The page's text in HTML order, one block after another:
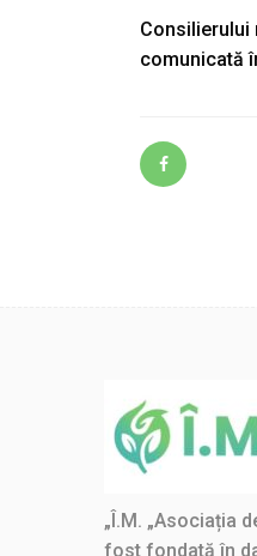
Consilierului
comunicată
„Î.M. „Asociația
fost fondată în